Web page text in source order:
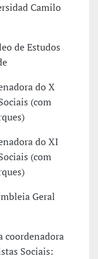
Camilo
de Estudos
do X
(com
do XI
(com
Geral
coordenadora
Sociais: